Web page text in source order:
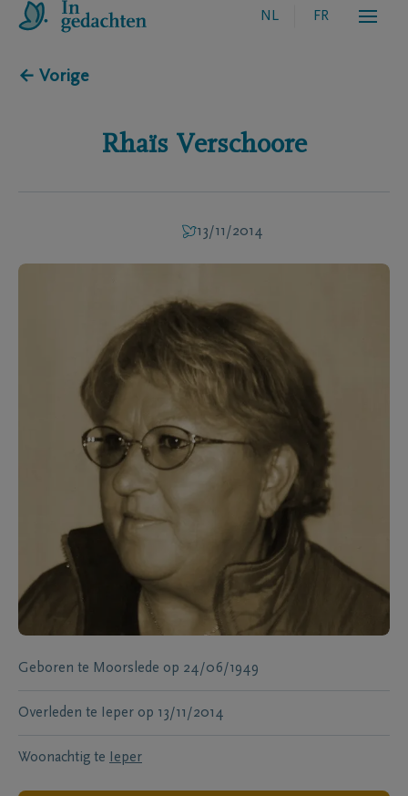
NL FR
← Vorige
Rhaïs Verschoore
13/11/2014
Geboren te Moorslede op 24/06/1949
Overleden te Ieper op 13/11/2014
Woonachtig te Ieper